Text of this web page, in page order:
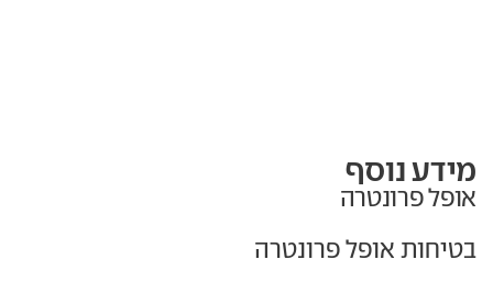
מידע נוסף
אופל פרונטרה
בטיחות אופל פרונטרה